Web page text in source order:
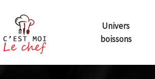
Univers
boissons